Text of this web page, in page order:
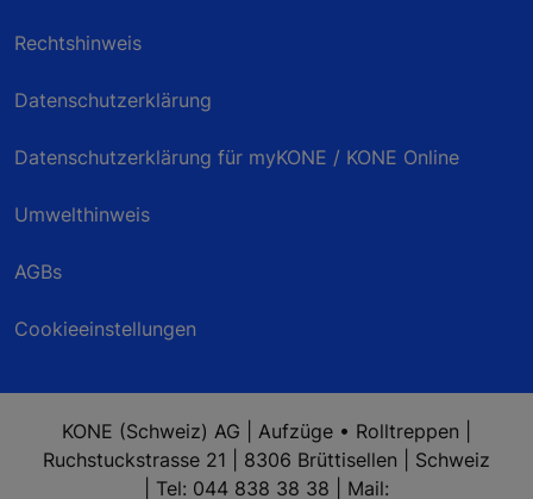
Rechtshinweis
Datenschutzerklärung
Datenschutzerklärung für myKONE / KONE Online
Umwelthinweis
AGBs
Cookieeinstellungen
KONE (Schweiz) AG | Aufzüge • Rolltreppen |
Ruchstuckstrasse 21 | 8306 Brüttisellen | Schweiz
| Tel: 044 838 38 38 | Mail: